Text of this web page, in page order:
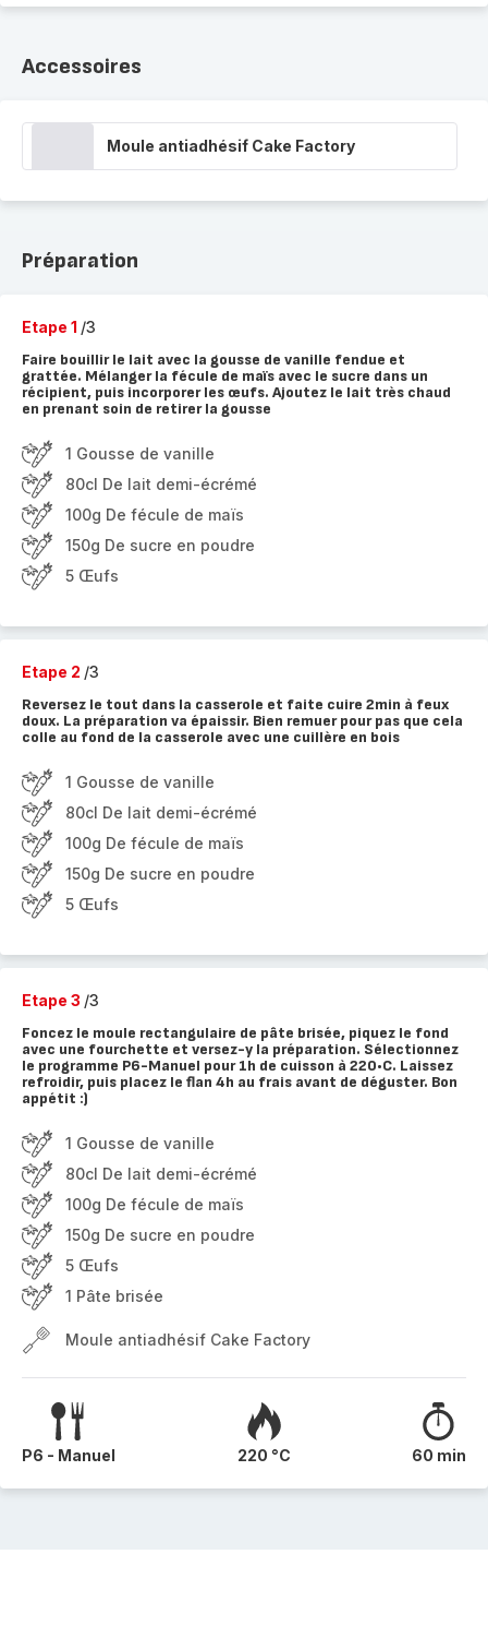
Accessoires
Moule antiadhésif Cake Factory
Préparation
Etape 1 /3
Faire bouillir le lait avec la gousse de vanille fendue et
grattée. Mélanger la fécule de maïs avec le sucre dans un
récipient, puis incorporer les œufs. Ajoutez le lait très chaud
en prenant soin de retirer la gousse
1 Gousse de vanille
80cl De lait demi-écrémé
100g De fécule de maïs
150g De sucre en poudre
5 Œufs
Etape 2 /3
Reversez le tout dans la casserole et faite cuire 2min à feux
doux. La préparation va épaissir. Bien remuer pour pas que cela
colle au fond de la casserole avec une cuillère en bois
1 Gousse de vanille
80cl De lait demi-écrémé
100g De fécule de maïs
150g De sucre en poudre
5 Œufs
Etape 3 /3
Foncez le moule rectangulaire de pâte brisée, piquez le fond
avec une fourchette et versez-y la préparation. Sélectionnez
le programme P6-Manuel pour 1h de cuisson à 220•C. Laissez
refroidir, puis placez le flan 4h au frais avant de déguster. Bon
appétit :)
1 Gousse de vanille
80cl De lait demi-écrémé
100g De fécule de maïs
150g De sucre en poudre
5 Œufs
1 Pâte brisée
Moule antiadhésif Cake Factory
P6 - Manuel 220 °C 60 min